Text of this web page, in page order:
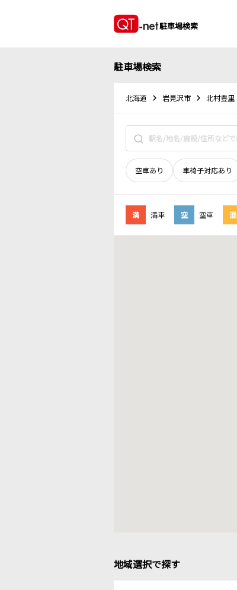
駐車場検索
駐車場検索
北海道 岩見沢市 北村豊里
空車あり 車椅子対応あり
満 満車 空 空車 混
地域選択で探す